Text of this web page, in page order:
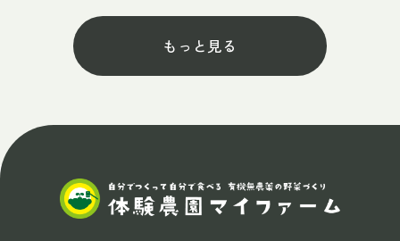
もっと見る